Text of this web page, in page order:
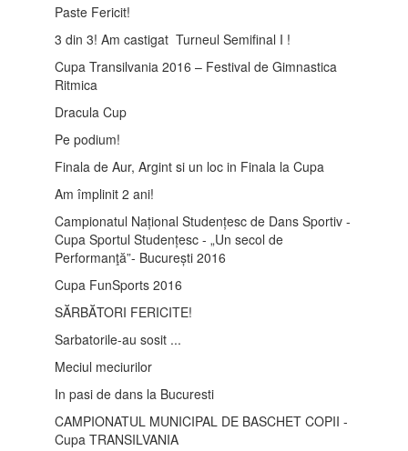
Paste Fericit!
3 din 3! Am castigat Turneul Semifinal I !
Cupa Transilvania 2016 – Festival de Gimnastica
Ritmica
Dracula Cup
Pe podium!
Finala de Aur, Argint si un loc in Finala la Cupa
Am împlinit 2 ani!
Campionatul Național Studențesc de Dans Sportiv -
Cupa Sportul Studențesc - „Un secol de
Performanţă”- București 2016
Cupa FunSports 2016
SĂRBĂTORI FERICITE!
Sarbatorile-au sosit ...
Meciul meciurilor
In pasi de dans la Bucuresti
CAMPIONATUL MUNICIPAL DE BASCHET COPII -
Cupa TRANSILVANIA